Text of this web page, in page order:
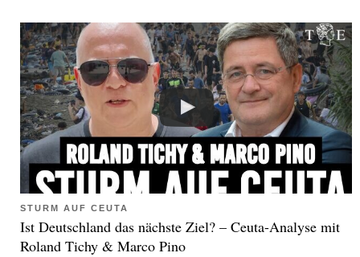
STURM AUF CEUTA
Ist Deutschland das nächste Ziel? – Ceuta-Analyse mit
Roland Tichy & Marco Pino